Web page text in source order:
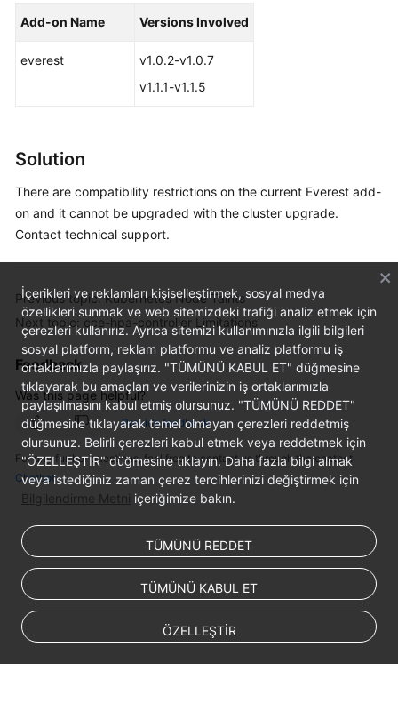
Kubernetes
Guide
Practices
API
SDK
Reference
Skill
Reference
FAQs
Videos
More
General
Glossary
Add-on Name Versions Involved
everest
v1.0.2-v1.0.7
v1.1.1-v1.1.5
Solution
There are compatibility restrictions on the current Everest add-
on and it cannot be upgraded with the cluster upgrade.
Contact technical support.
Previous topic: Kubernetes Node Taints
Next topic: cce-hpa-controller Limitations
Feedback
Was this page helpful?
Provide feedback
For any further questions, feel free to contact us through the chatbot.
Chatbot
İçerikleri ve reklamları kişiselleştirmek, sosyal medya
özellikleri sunmak ve web sitemizdeki trafiği analiz etmek için
çerezleri kullanırız. Ayrıca sitemizi kullanımınızla ilgili bilgileri
sosyal platform, reklam platformu ve analiz platformu iş
ortaklarımızla paylaşırız. "TÜMÜNÜ KABUL ET" düğmesine
tıklayarak bu amaçları ve verilerinizin iş ortaklarımızla
paylaşılmasını kabul etmiş olursunuz. "TÜMÜNÜ REDDET"
düğmesine tıklayarak temel olmayan çerezleri reddetmiş
olursunuz. Belirli çerezleri kabul etmek veya reddetmek için
"ÖZELLEŞTİR" düğmesine tıklayın. Daha fazla bilgi almak
veya istediğiniz zaman çerez tercihlerinizi değiştirmek için
Bilgilendirme Metni içeriğimize bakın.
TÜMÜNÜ REDDET
TÜMÜNÜ KABUL ET
ÖZELLEŞTİR